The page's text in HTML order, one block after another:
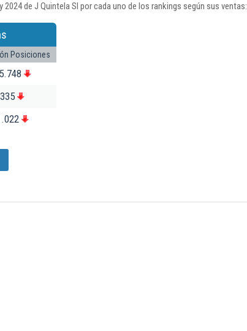
de J Quintela Sl por cada uno de los rankings según sus ventas:
Posiciones
335